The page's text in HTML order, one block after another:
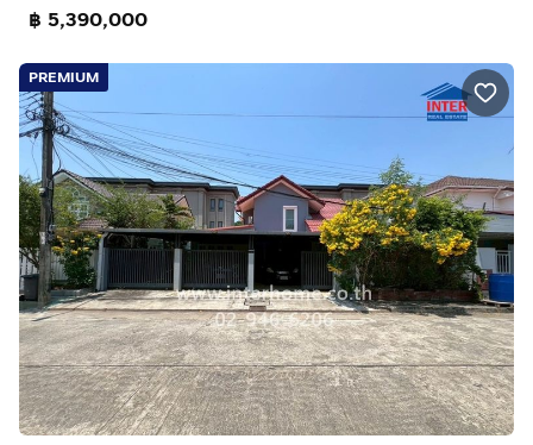
฿ 5,390,000
PREMIUM